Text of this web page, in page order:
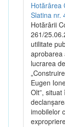
Hotărârea
Slatina nr.
Hotărârii
261/
utilitate
aprobarea
lucrarea
Eugen
Olt”,
imobilelor